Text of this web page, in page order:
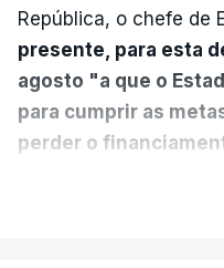
República, o chefe de
presente, para esta
agosto "a que o
para cumprir as
perder o